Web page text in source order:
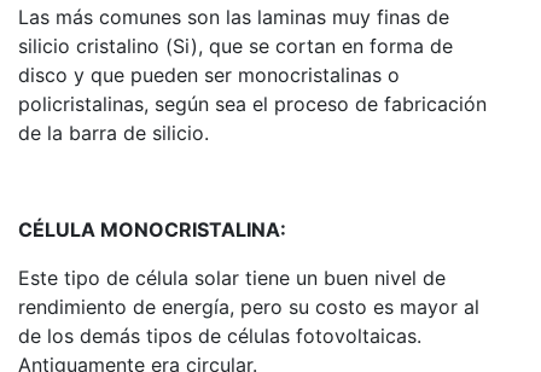
Las más comunes son las laminas muy finas de
silicio cristalino (Si), que se cortan en forma de
disco y que pueden ser monocristalinas o
policristalinas, según sea el proceso de fabricación
de la barra de silicio.
CÉLULA MONOCRISTALINA:
Este tipo de célula solar tiene un buen nivel de
rendimiento de energía, pero su costo es mayor al
de los demás tipos de células fotovoltaicas.
Antiguamente era circular.